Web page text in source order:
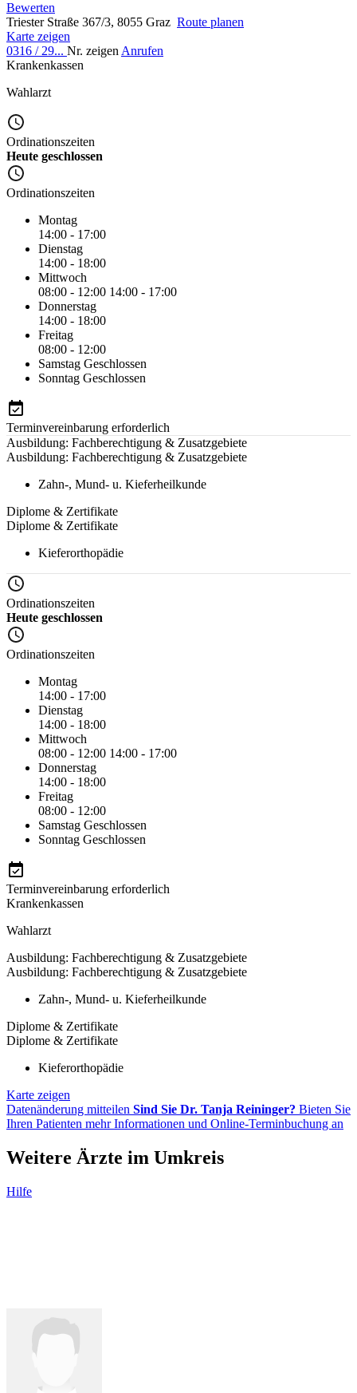
Bewerten
Triester Straße 367/3, 8055 Graz Route planen
Karte zeigen
0316 / 29... Nr. zeigen Anrufen
Krankenkassen
Wahlarzt
Ordinationszeiten
Heute geschlossen
Ordinationszeiten
Montag
14:00 - 17:00
Dienstag
14:00 - 18:00
Mittwoch
08:00 - 12:00 14:00 - 17:00
Donnerstag
14:00 - 18:00
Freitag
08:00 - 12:00
Samstag Geschlossen
Sonntag Geschlossen
Terminvereinbarung erforderlich
Ausbildung: Fachberechtigung & Zusatzgebiete
Ausbildung: Fachberechtigung & Zusatzgebiete
Zahn-, Mund- u. Kieferheilkunde
Diplome & Zertifikate
Diplome & Zertifikate
Kieferorthopädie
Ordinationszeiten
Heute geschlossen
Ordinationszeiten
Montag
14:00 - 17:00
Dienstag
14:00 - 18:00
Mittwoch
08:00 - 12:00 14:00 - 17:00
Donnerstag
14:00 - 18:00
Freitag
08:00 - 12:00
Samstag Geschlossen
Sonntag Geschlossen
Terminvereinbarung erforderlich
Krankenkassen
Wahlarzt
Ausbildung: Fachberechtigung & Zusatzgebiete
Ausbildung: Fachberechtigung & Zusatzgebiete
Zahn-, Mund- u. Kieferheilkunde
Diplome & Zertifikate
Diplome & Zertifikate
Kieferorthopädie
Karte zeigen
Datenänderung mitteilen Sind Sie Dr. Tanja Reininger? Bieten Sie
Ihren Patienten mehr Informationen und Online-Terminbuchung an
Weitere Ärzte im Umkreis
Hilfe